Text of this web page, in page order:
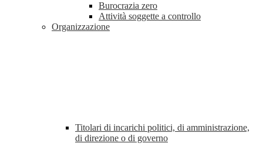
Burocrazia zero
Attività soggette a controllo
Organizzazione
Titolari di incarichi politici, di amministrazione,
di direzione o di governo